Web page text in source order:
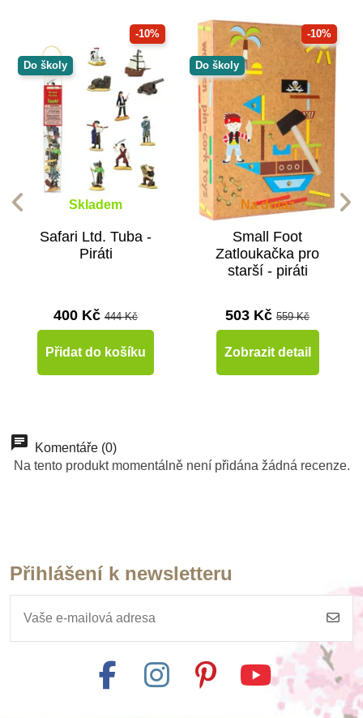
-10%
Do školy
Skladem
Safari Ltd. Tuba -
Piráti
400 Kč 444 Kč
Přidat do košíku
-10%
Do školy
Na dotaz
Small Foot
Zatloukačka pro
starší - piráti
503 Kč 559 Kč
Zobrazit detail
Komentáře (0)
Na tento produkt momentálně není přidána žádná recenze.
Přihlášení k newsletteru